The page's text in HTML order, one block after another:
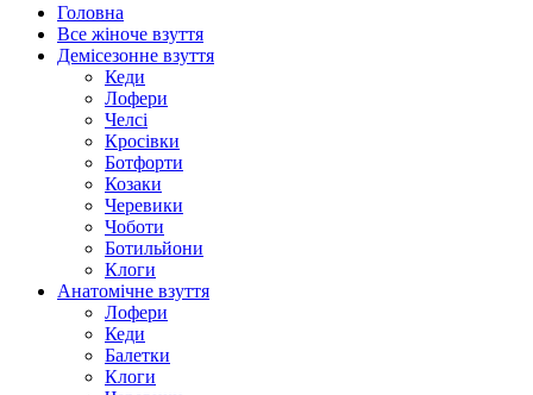
Головна
Все жіноче взуття
Демісезонне взуття
Кеди
Лофери
Челсі
Кросівки
Ботфорти
Козаки
Черевики
Чоботи
Ботильйони
Клоги
Анатомічне взуття
Лофери
Кеди
Балетки
Клоги